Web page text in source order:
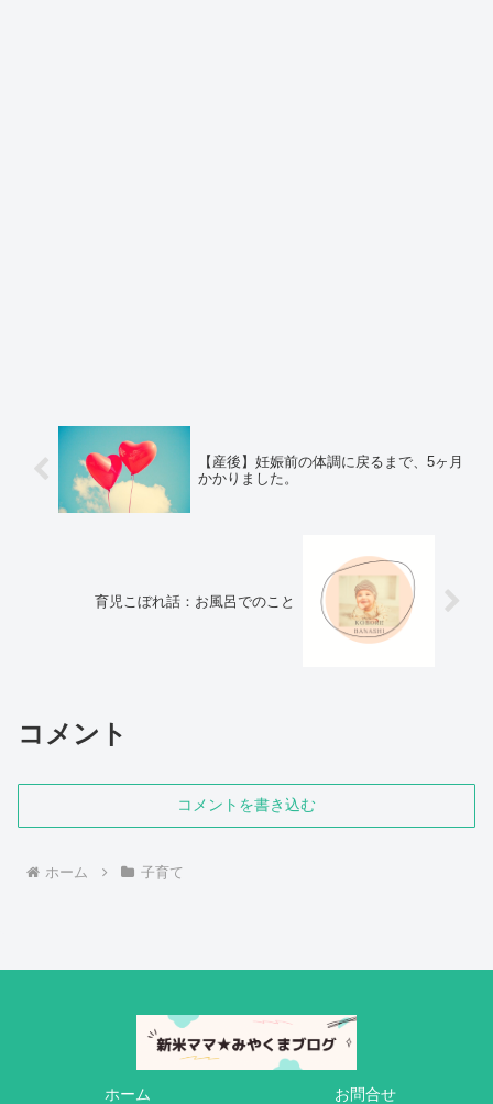
【産後】妊娠前の体調に戻るまで、5ヶ月
かかりました。
育児こぼれ話：お風呂でのこと
コメント
コメントを書き込む
ホーム 子育て
ホーム
お問合せ